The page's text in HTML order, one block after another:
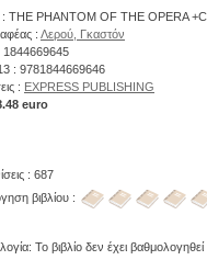
: THE PHANTOM OF THE OPERA
: Λερού, Γκαστόν
1844669645
: 9781844669646
: EXPRESS PUBLISHING
euro
: 687
βιβλίου :
Το βιβλίο δεν έχει